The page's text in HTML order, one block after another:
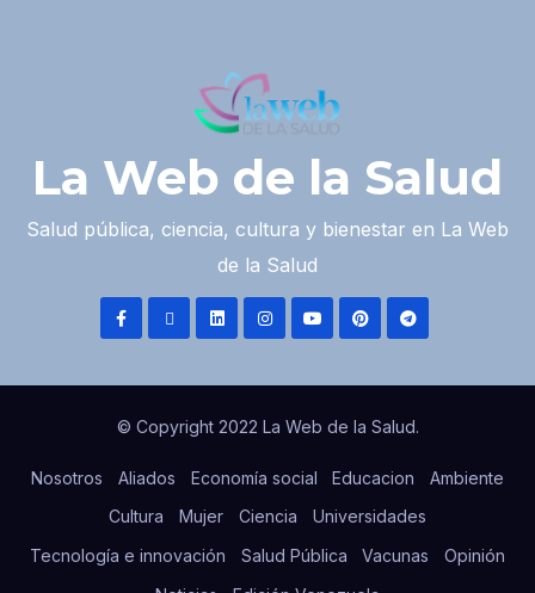
La Web de la Salud
Salud pública, ciencia, cultura y bienestar en La Web
de la Salud
© Copyright 2022 La Web de la Salud.
Nosotros Aliados Economía social Educacion
Ambiente
Cultura
Mujer Ciencia
Universidades
Tecnología e innovación
Salud Pública Vacunas
Opinión